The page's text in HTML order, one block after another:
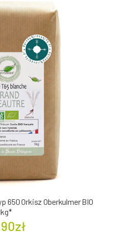
650 Orkisz Oberkulmer BIO